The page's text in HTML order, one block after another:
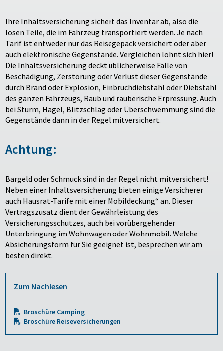
Ihre Inhaltsversicherung sichert das Inventar ab, also die
losen Teile, die im Fahrzeug transportiert werden. Je nach
Tarif ist entweder nur das Reisegepäck versichert oder aber
auch elektronische Gegenstände. Vergleichen lohnt sich hier!
Die Inhaltsversicherung deckt üblicherweise Fälle von
Beschädigung, Zerstörung oder Verlust dieser Gegenstände
durch Brand oder Explosion, Einbruchdiebstahl oder Diebstahl
des ganzen Fahrzeugs, Raub und räuberische Erpressung. Auch
bei Sturm, Hagel, Blitzschlag oder Überschwemmung sind die
Gegenstände dann in der Regel mitversichert.
Achtung:
Bargeld oder Schmuck sind in der Regel nicht mitversichert!
Neben einer Inhaltsversicherung bieten einige Versicherer
auch Hausrat-Tarife mit einer Mobildeckung“ an. Dieser
Vertragszusatz dient der Gewährleistung des
Versicherungsschutzes, auch bei vorübergehender
Unterbringung im Wohnwagen oder Wohnmobil. Welche
Absicherungsform für Sie geeignet ist, besprechen wir am
besten direkt.
Zum Nachlesen
Broschüre Camping
Broschüre Reiseversicherungen